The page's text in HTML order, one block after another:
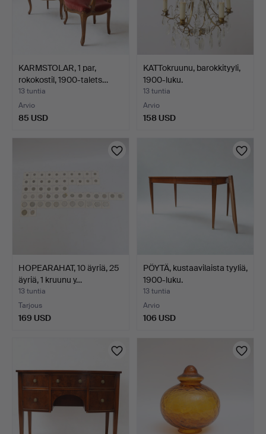
KARMSTOLAR, 1 par,
rokokostil, 1900-talets…
13 tuntia
Arvio
85 USD
KATTokruunu, barokkityyli,
1900-luku.
13 tuntia
Arvio
158 USD
HOPEARAHAT, 10 äyriä, 25
äyriä, 1 kruunu y…
13 tuntia
Tarjous
169 USD
PÖYTÄ, kustaavilaista tyyliä,
1900-luku.
13 tuntia
Arvio
106 USD